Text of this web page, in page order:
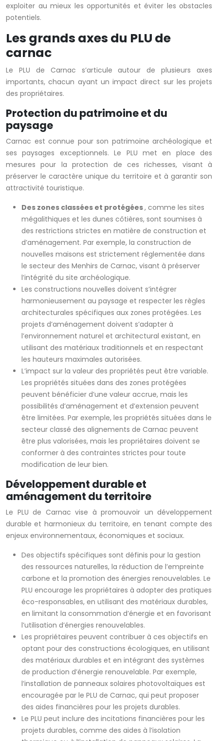
exploiter au mieux les opportunités et éviter les obstacles
potentiels.
Les grands axes du PLU de
carnac
Le PLU de Carnac s’articule autour de plusieurs axes
importants, chacun ayant un impact direct sur les projets
des propriétaires.
Protection du patrimoine et du
paysage
Carnac est connue pour son patrimoine archéologique et
ses paysages exceptionnels. Le PLU met en place des
mesures pour la protection de ces richesses, visant à
préserver le caractère unique du territoire et à garantir son
attractivité touristique.
Des zones classées et protégées, comme les sites
mégalithiques et les dunes côtières, sont soumises à
des restrictions strictes en matière de construction et
d’aménagement. Par exemple, la construction de
nouvelles maisons est strictement réglementée dans
le secteur des Menhirs de Carnac, visant à préserver
l’intégrité du site archéologique.
Les constructions nouvelles doivent s’intégrer
harmonieusement au paysage et respecter les règles
architecturales spécifiques aux zones protégées. Les
projets d’aménagement doivent s’adapter à
l’environnement naturel et architectural existant, en
utilisant des matériaux traditionnels et en respectant
les hauteurs maximales autorisées.
L’impact sur la valeur des propriétés peut être variable.
Les propriétés situées dans des zones protégées
peuvent bénéficier d’une valeur accrue, mais les
possibilités d’aménagement et d’extension peuvent
être limitées. Par exemple, les propriétés situées dans le
secteur classé des alignements de Carnac peuvent
être plus valorisées, mais les propriétaires doivent se
conformer à des contraintes strictes pour toute
modification de leur bien.
Développement durable et
aménagement du territoire
Le PLU de Carnac vise à promouvoir un développement
durable et harmonieux du territoire, en tenant compte des
enjeux environnementaux, économiques et sociaux.
Des objectifs spécifiques sont définis pour la gestion
des ressources naturelles, la réduction de l’empreinte
carbone et la promotion des énergies renouvelables. Le
PLU encourage les propriétaires à adopter des pratiques
éco-responsables, en utilisant des matériaux durables,
en limitant la consommation d’énergie et en favorisant
l’utilisation d’énergies renouvelables.
Les propriétaires peuvent contribuer à ces objectifs en
optant pour des constructions écologiques, en utilisant
des matériaux durables et en intégrant des systèmes
de production d’énergie renouvelable. Par exemple,
l’installation de panneaux solaires photovoltaïques est
encouragée par le PLU de Carnac, qui peut proposer
des aides financières pour les projets durables.
Le PLU peut inclure des incitations financières pour les
projets durables, comme des aides à l’isolation